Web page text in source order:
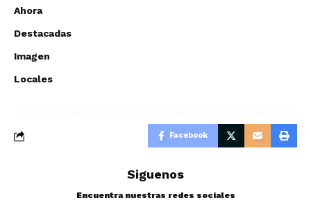
Ahora
Destacadas
Imagen
Locales
Facebook
Siguenos
Encuentra nuestras redes sociales